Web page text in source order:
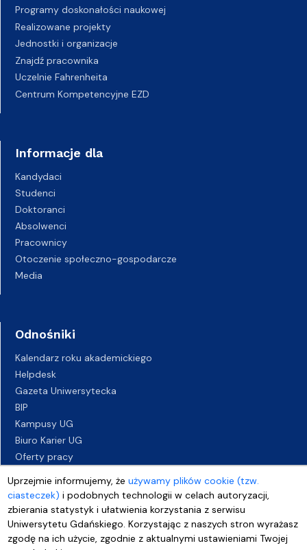
Uprzejmie informujemy, żeużywamy plików cookie (tzw.
ciasteczek) i podobnych technologii w celach autoryzacji,
zbierania statystyk i ułatwienia korzystania z serwisu
Uniwersytetu Gdańskiego. Korzystając z naszych stron wyrażasz
zgodę na ich użycie, zgodnie z aktualnymi ustawieniami Twojej
Programy doskonałości naukowej
Realizowane projekty
Jednostki i organizacje
Znajdź pracownika
Uczelnie Fahrenheita
Centrum Kompetencyjne EZD
Informacje dla
Kandydaci
Studenci
Doktoranci
Absolwenci
Pracownicy
Otoczenie społeczno-gospodarcze
Media
Odnośniki
Kalendarz roku akademickiego
Helpdesk
Gazeta Uniwersytecka
BIP
Kampusy UG
Biuro Karier UG
Oferty pracy